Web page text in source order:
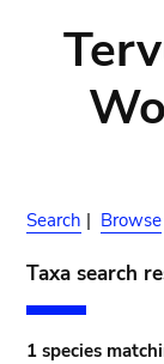
Search | Browse
Taxa search
1 species